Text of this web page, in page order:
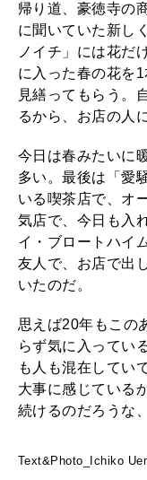
帰り道、豪徳寺の
に聞いていた新し
ノイチ」には花だ
に入った春の花を
見繕ってもらう。
るから、お店の人
今日は春みたいに
多い。最後は「愛
いる喫茶店で、オ
気店で、今日も入
イ・ブロートハイ
友人で、お店で出
いたのだ。
思えば20年もこの
らず気に入ってい
も人も混在してい
大事に感じている
続けるのだろうな
Text&Photo_Ichiko